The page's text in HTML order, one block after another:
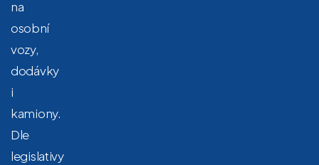
na
osobní
vozy,
dodávky
i
kamiony.
Dle
legislativy